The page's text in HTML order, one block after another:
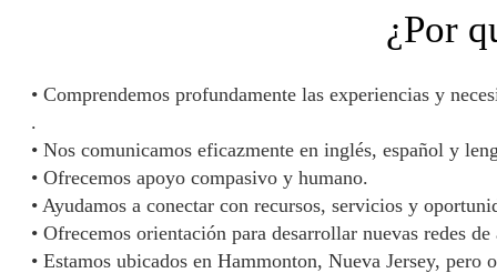
¿Por
• Comprendemos profundamente las experiencias y
.
• Nos comunicamos eficazmente en inglés, español y
• Ofrecemos apoyo compasivo y humano.
• Ayudamos a conectar con recursos, servicios y
• Ofrecemos orientación para desarrollar nuevas redes
• Estamos ubicados en Hammonton, Nueva Jersey,